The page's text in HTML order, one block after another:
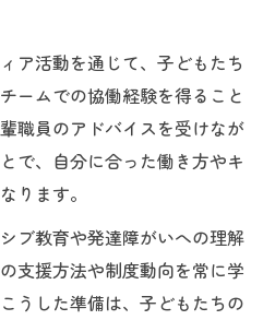
ア活動を通じて、子どもたち
ームでの協働経験を得ること
職員のアドバイスを受けなが
で、自分に合った働き方やキ
ります。
ブ教育や発達障がいへの理解
支援方法や制度動向を常に学
うした準備は、子どもたちの